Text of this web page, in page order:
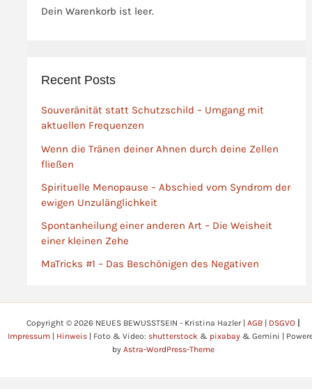
Book ist kein
das dich genau dort
ermüdet und deine
Intuition zu flüstern
beginnt.
Dein Warenkorb ist leer.
Recent Posts
Souveränität statt Schutzschild – Umgang mit
aktuellen Frequenzen
Wenn die Tränen deiner Ahnen durch deine Zellen
fließen
Spirituelle Menopause – Abschied vom Syndrom der
ewigen Unzulänglichkeit
Spontanheilung einer anderen Art – Die Weisheit
einer kleinen Zehe
MaTricks #1 – Das Beschönigen des Negativen
Copyright © 2026 NEUES BEWUSSTSEIN - Kristina Hazler | AGB DSGVO
Impressum
Hinweis | Foto & Video: shutterstock & pixabay & Gemini |
by Astra-WordPress-Theme